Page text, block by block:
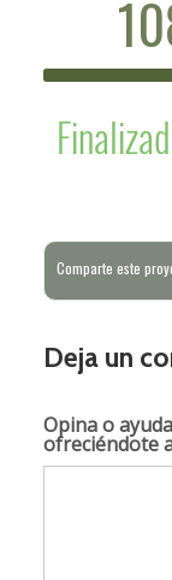
Comparte este
Deja un
Opina o
ofreciéndote